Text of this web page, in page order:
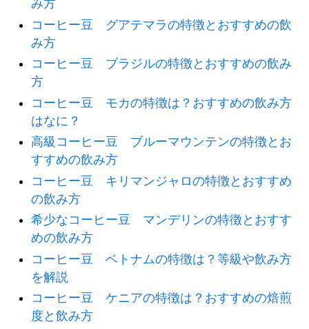
み方
コーヒー豆 グアテマラの特徴とおすすめの飲
み方
コーヒー豆 ブラジルの特徴とおすすめの飲み
方
コーヒー豆 モカの特徴は？おすすめの飲み方
はなに？
高級コーヒー豆 ブルーマウンテンの特徴とお
すすめの飲み方
コーヒー豆 キリマンジャロの特徴とおすすめ
の飲み方
希少なコーヒー豆 マンデリンの特徴とおすす
めの飲み方
コーヒー豆 ベトナムの特徴は？等級や飲み方
を解説
コーヒー豆 ケニアの特徴は？おすすめの焙煎
度と飲み方